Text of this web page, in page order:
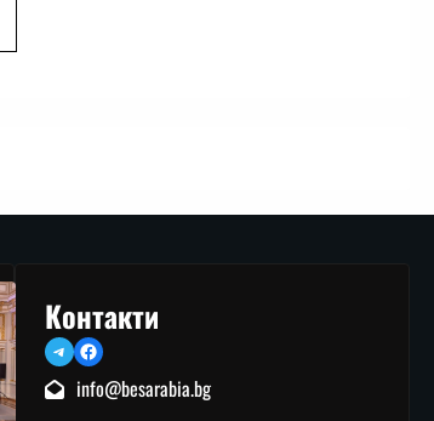
Контакти
TelegramFacebook
info@besarabia.bg